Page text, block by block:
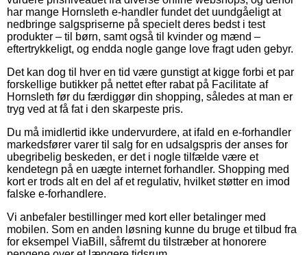
har mange Hornsleth e-handler fundet det uundgåeligt at
nedbringe salgspriserne på specielt deres bedst i test
produkter – til børn, samt også til kvinder og mænd –
eftertrykkeligt, og endda nogle gange love fragt uden gebyr.
Det kan dog til hver en tid være gunstigt at kigge forbi et par
forskellige butikker på nettet efter rabat på Facilitate af
Hornsleth før du færdiggør din shopping, således at man er
tryg ved at få fat i den skarpeste pris.
Du må imidlertid ikke undervurdere, at ifald en e-forhandler
markedsfører varer til salg for en udsalgspris der anses for
ubegribelig beskeden, er det i nogle tilfælde være et
kendetegn på en uægte internet forhandler. Shopping med
kort er trods alt en del af et regulativ, hvilket støtter en imod
falske e-forhandlere.
Vi anbefaler bestillinger med kort eller betalinger med
mobilen. Som en anden løsning kunne du bruge et tilbud fra
for eksempel ViaBill, såfremt du tilstræber at honorere